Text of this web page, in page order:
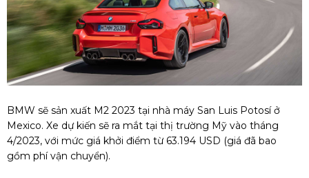
BMW sẽ sản xuất M2 2023 tại nhà máy San Luis Potosí ở
Mexico. Xe dự kiến sẽ ra mắt tại thị trường Mỹ vào tháng
4/2023, với mức giá khởi điểm từ 63.194 USD (giá đã bao
gồm phí vận chuyển).